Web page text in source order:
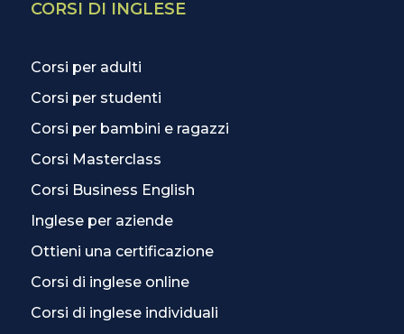
CORSI DI INGLESE
Corsi per adulti
Corsi per studenti
Corsi per bambini e ragazzi
Corsi Masterclass
Corsi Business English
Inglese per aziende
Ottieni una certificazione
Corsi di inglese online
Corsi di inglese individuali